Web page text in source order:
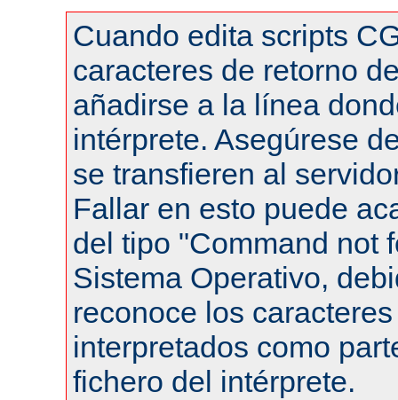
Cuando edita scripts
caracteres de retorno
añadirse a la línea
intérprete. Asegúrese
se transfieren al
Fallar en esto puede
del tipo "Command not
Sistema Operativo,
reconoce los
interpretados como
fichero del intérprete.